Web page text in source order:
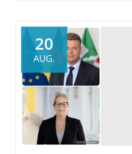
20
AUG.